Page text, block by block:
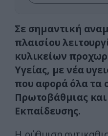
Σε σημαντική
πλαισίου
κυλικείων
Υγείας, με νέα
που αφορά όλα τα
Πρωτοβάθμιας
Εκπαίδευσης.